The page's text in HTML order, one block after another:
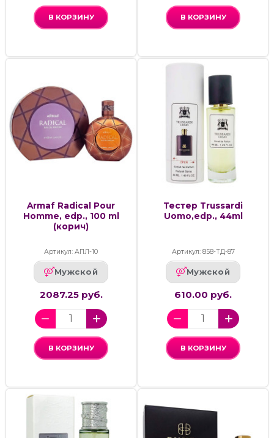
В КОРЗИНУ В КОРЗИНУ
Armaf Radical Pour
Homme, edp., 100 ml
(корич)
Артикул: АПЛ-10
Мужской
2087.25 руб.
В КОРЗИНУ
Тестер Trussardi
Uomo,edp., 44ml
Артикул: 858-ТД-87
Мужской
610.00 руб.
В КОРЗИНУ